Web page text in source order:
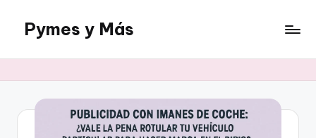
Saltar
contenido
Pymes y Más
sobre
negocios